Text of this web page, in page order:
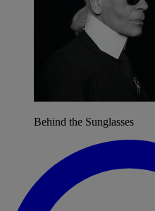
Behind the Sunglasses